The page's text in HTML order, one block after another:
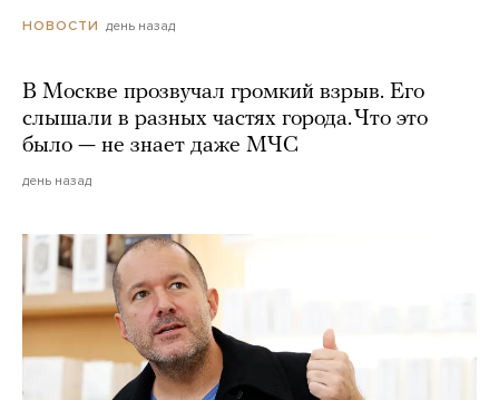
НОВОСТИ день назад
В Москве прозвучал громкий взрыв. Его
слышали в разных частях города. Что это
было — не знает даже МЧС
день назад